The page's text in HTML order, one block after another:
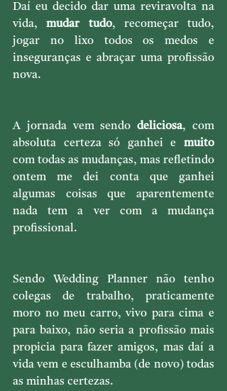
Daí eu decido dar uma reviravolta na
vida, mudar tudo, recomeçar tudo,
jogar no lixo todos os medos e
inseguranças e abraçar uma profissão
nova.
A jornada vem sendo deliciosa, com
absoluta certeza só ganhei e muito
com todas as mudanças, mas refletindo
ontem me dei conta que ganhei
algumas coisas que aparentemente
nada tem a ver com a mudança
profissional.
Sendo Wedding Planner não tenho
colegas de trabalho, praticamente
moro no meu carro, vivo para cima e
para baixo, não seria a profissão mais
propicia para fazer amigos, mas daí a
vida vem e esculhamba (de novo) todas
as minhas certezas.